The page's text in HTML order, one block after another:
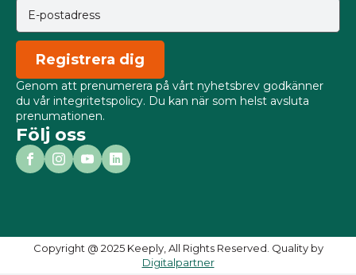
Registrera dig
Genom att prenumerera på vårt nyhetsbrev godkänner
du vår integritetspolicy. Du kan när som helst avsluta
prenumationen.
Följ oss
Copyright @ 2025 Keeply, All Rights Reserved. Quality by
Digitalpartner